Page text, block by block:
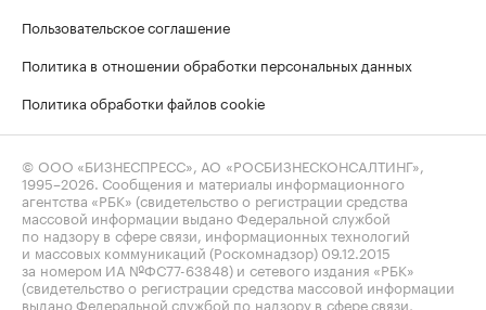
Пользовательское соглашение
Политика в отношении обработки персональных данных
Политика обработки файлов cookie
© ООО «БИЗНЕСПРЕСС», АО «РОСБИЗНЕСКОНСАЛТИНГ»,
1995–2026 . Сообщения и материалы информационного
агентства «РБК» (свидетельство о регистрации средства
массовой информации выдано Федеральной службой
по надзору в сфере связи, информационных технологий
и массовых коммуникаций (Роскомнадзор) 09.12.2015
за номером ИА №ФС77-63848) и сетевого издания «РБК»
(свидетельство о регистрации средства массовой информации
выдано Федеральной службой по надзору в сфере связи,